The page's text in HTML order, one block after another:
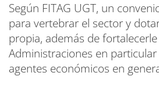
Según FITAG UGT, un
para vertebrar el sector y
propia, además de
Administraciones en
agentes económicos en